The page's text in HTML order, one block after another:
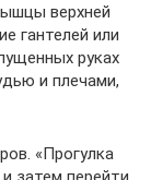
верхней
гантелей или
руках
и плечами,
«Прогулка